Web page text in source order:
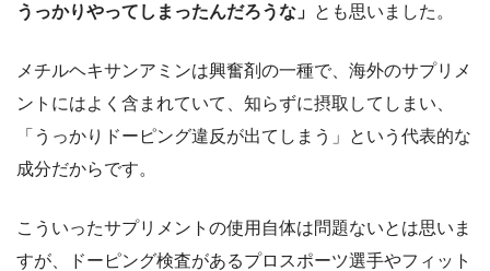
うっかりやってしまったんだろうな」 とも思いました。
メチルヘキサンアミンは興奮剤の一種で、海外のサプリメ
ントにはよく含まれていて、知らずに摂取してしまい、
「うっかりドーピング違反が出てしまう」という代表的な
成分だからです。
こういったサプリメントの使用自体は問題ないとは思いま
すが、ドーピング検査があるプロスポーツ選手やフィット